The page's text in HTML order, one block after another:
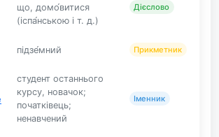
що, домо́витися
(іспа́нською і т. д.)
Дієслово
підзе́мний Прикметник
студент останнього
курсу, новачок;
початківець;
ненавчений
Іменник